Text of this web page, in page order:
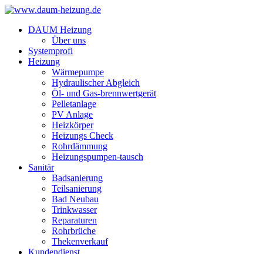
DAUM Heizung
Über uns
Systemprofi
Heizung
Wärmepumpe
Hydraulischer Abgleich
Öl- und Gas-brennwertgerät
Pelletanlage
PV Anlage
Heizkörper
Heizungs Check
Rohrdämmung
Heizungspumpen-tausch
Sanitär
Badsanierung
Teilsanierung
Bad Neubau
Trinkwasser
Reparaturen
Rohrbrüche
Thekenverkauf
Kundendienst